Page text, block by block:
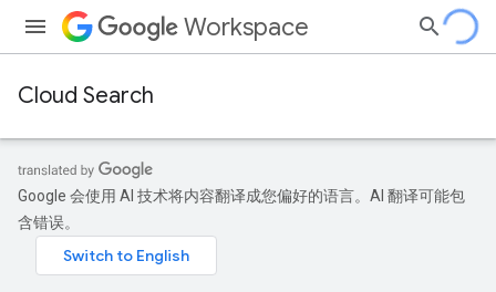
Workspace
Cloud Search
Google 会使用 AI 技术将内容翻译成您偏好的语言。AI 翻译可能包
含错误。